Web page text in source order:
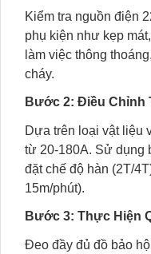
Kiểm tra nguồn điện
phụ kiện như kẹp
làm việc thông
cháy.
Bước 2: Điều Chỉnh
Dựa trên loại vật liệu
từ 20-180A. Sử dụng
đặt chế độ hàn (2T/
15m/phút).
Bước 3: Thực Hiện
Đeo đầy đủ đồ bảo